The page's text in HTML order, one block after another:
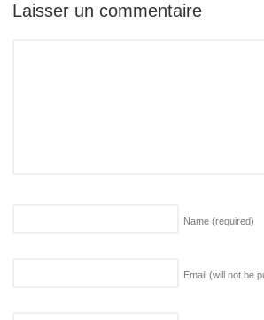
Laisser un commentaire
Name (required)
Email (will not be